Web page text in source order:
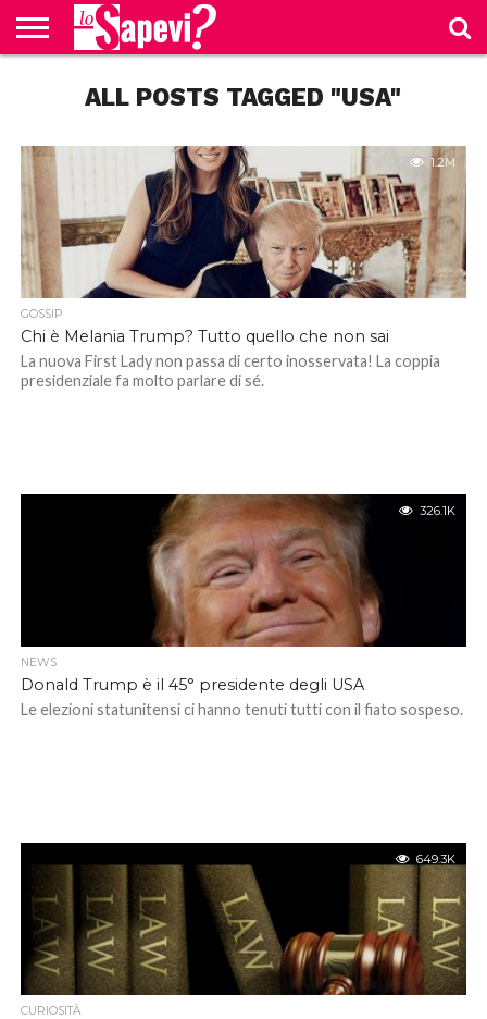
BENESSERE
GOSSIP
PRODOTTI
AMAZON
NEWS
CASA E
CUCINAALL POSTS TAGGED "USA"
1.2M
GOSSIP
Chi è Melania Trump? Tutto quello che non sai
La nuova First Lady non passa di certo inosservata! La coppia
presidenziale fa molto parlare di sé.
326.1K
NEWS
Donald Trump è il 45° presidente degli USA
Le elezioni statunitensi ci hanno tenuti tutti con il fiato sospeso.
649.3K
CURIOSITÀ